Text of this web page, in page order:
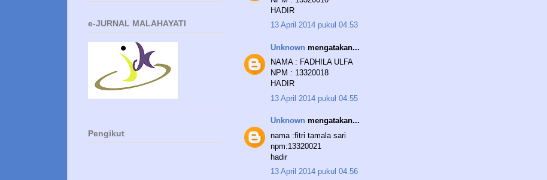
HADIR
13 April 2014 pukul 04.53
Unknown mengatakan...
NAMA : FADHILA ULFA
NPM : 13320018
HADIR
13 April 2014 pukul 04.55
Unknown mengatakan...
nama :fitri tamala sari
npm:13320021
hadir
13 April 2014 pukul 04.56
e-JURNAL MALAHAYATI
Pengikut